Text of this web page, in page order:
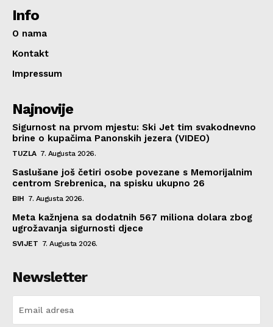
Info
O nama
Kontakt
Impressum
Najnovije
Sigurnost na prvom mjestu: Ski Jet tim svakodnevno
brine o kupačima Panonskih jezera (VIDEO)
TUZLA 7. Augusta 2026.
Saslušane još četiri osobe povezane s Memorijalnim
centrom Srebrenica, na spisku ukupno 26
BIH 7. Augusta 2026.
Meta kažnjena sa dodatnih 567 miliona dolara zbog
ugrožavanja sigurnosti djece
SVIJET 7. Augusta 2026.
Newsletter